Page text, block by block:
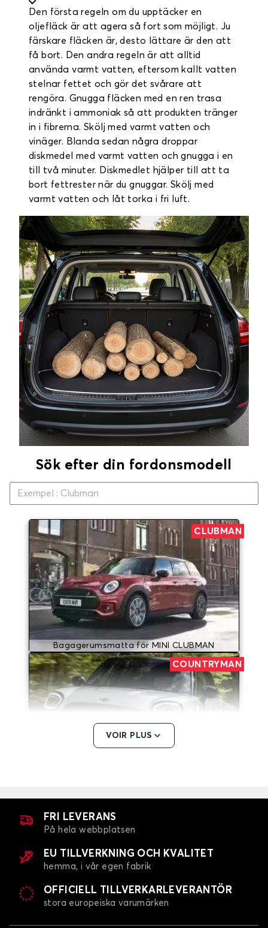
Den första regeln om du upptäcker en
oljefläck är att agera så fort som möjligt. Ju
färskare fläcken är, desto lättare är den att
få bort. Den andra regeln är att alltid
använda varmt vatten, eftersom kallt vatten
stelnar fettet och gör det svårare att
rengöra. Gnugga fläcken med en ren trasa
indränkt i ammoniak så att produkten tränger
in i fibrerna. Skölj med varmt vatten och
vinäger. Blanda sedan några droppar
diskmedel med varmt vatten och gnugga i en
till två minuter. Diskmedlet hjälper till att ta
bort fettrester när du gnuggar. Skölj med
varmt vatten och låt torka i fri luft.
Sök efter din fordonsmodell
CLUBMAN
Bagagerumsmatta för MINI CLUBMAN
COUNTRYMAN
MINI
VOIR PLUS
FRI LEVERANS
På hela webbplatsen
EU TILLVERKNING OCH KVALITET
hemma, i vår egen fabrik
OFFICIELL TILLVERKARLEVERANTÖR
stora europeiska varumärken